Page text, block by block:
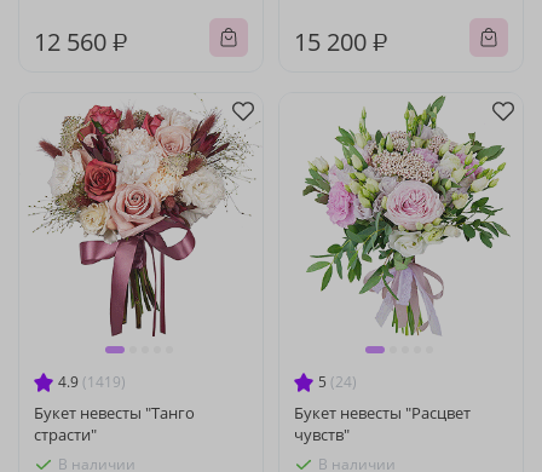
12 560 ₽ 15 200 ₽
4.9 (1419)
Букет невесты "Танго
страсти"
В наличии
5 (24)
Букет невесты "Расцвет
чувств"
В наличии